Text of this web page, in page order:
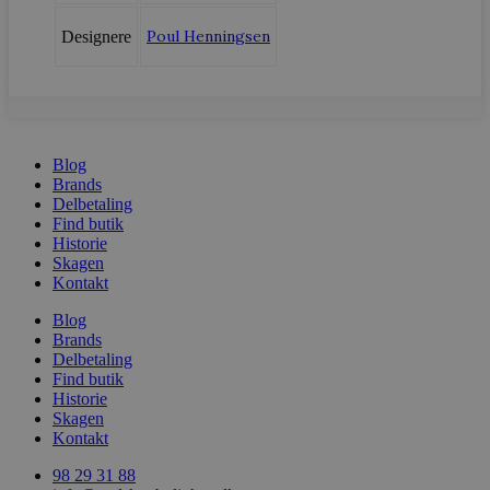
Designere Poul Henningsen
Blog
Brands
Delbetaling
Find butik
Historie
Skagen
Kontakt
Blog
Brands
Delbetaling
Find butik
Historie
Skagen
Kontakt
98 29 31 88
woocommerce_cart_hash
woocommerce_items_in_cart